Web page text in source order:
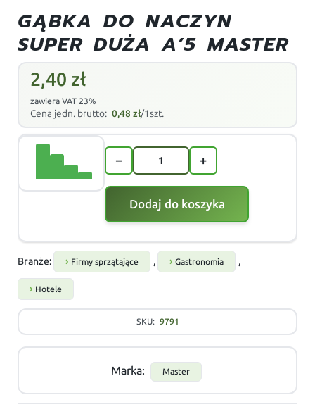
GĄBKA DO NACZYN
SUPER DUŻA A’5 MASTER
2,40 zł
zawiera VAT 23%
Cena jedn. brutto: 0,48zł/1szt.
− +
Dodaj do koszyka
Branże: Firmy sprzątające , Gastronomia ,
Hotele
SKU: 9791
Marka: Master